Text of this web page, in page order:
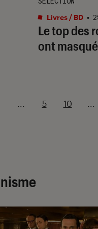
Le top des
ont
Livres / BD •
... 5 10 ...